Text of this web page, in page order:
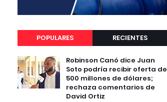
POPULARES RECIENTES
Robinson Canó dice Juan
Soto podría recibir oferta de
500 millones de dólares;
rechaza comentarios de
David Ortiz